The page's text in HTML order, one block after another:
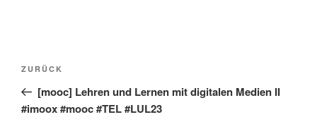
Beitragsnavigation
Vorheriger
Beitrag
ZURÜCK
[mooc] Lehren und Lernen mit digitalen Medien II
#imoox #mooc #TEL #LUL23